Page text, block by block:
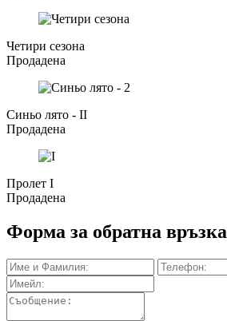
Четири сезона
Продадена
Синьо лято - II
Продадена
Пролет I
Продадена
Форма за обратна връзка